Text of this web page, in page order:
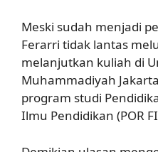
Meski sudah menjadi
Ferarri tidak lantas
melanjutkan kuliah di
Muhammadiyah
program studi
Ilmu Pendidikan (POR